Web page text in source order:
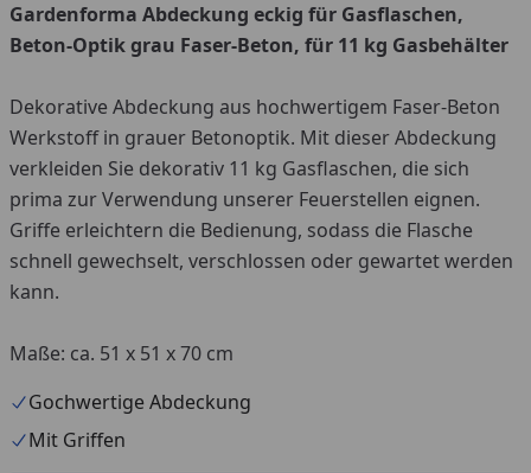
Gardenforma Abdeckung eckig für Gasflaschen,
Beton-Optik grau Faser-Beton, für 11 kg Gasbehälter
Dekorative Abdeckung aus hochwertigem Faser-Beton
Werkstoff in grauer Betonoptik. Mit dieser Abdeckung
verkleiden Sie dekorativ 11 kg Gasflaschen, die sich
prima zur Verwendung unserer Feuerstellen eignen.
Griffe erleichtern die Bedienung, sodass die Flasche
schnell gewechselt, verschlossen oder gewartet werden
kann.
Maße: ca. 51 x 51 x 70 cm
Gochwertige Abdeckung
Mit Griffen